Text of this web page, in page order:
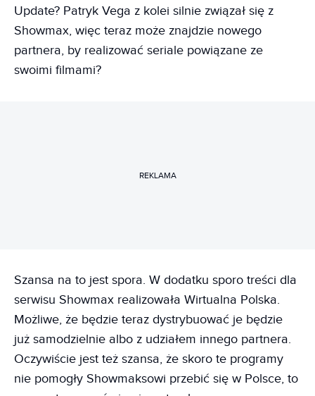
Update? Patryk Vega z kolei silnie związał się z
Showmax, więc teraz może znajdzie nowego
partnera, by realizować seriale powiązane ze
swoimi filmami?
REKLAMA
Szansa na to jest spora. W dodatku sporo treści dla
serwisu Showmax realizowała Wirtualna Polska.
Możliwe, że będzie teraz dystrybuować je będzie
już samodzielnie albo z udziałem innego partnera.
Oczywiście jest też szansa, że skoro te programy
nie pomogły Showmaksowi przebić się w Polsce, to